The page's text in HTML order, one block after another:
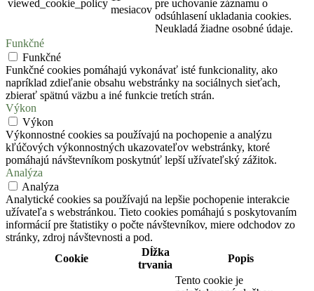
viewed_cookie_policy
mesiacov
pre uchovanie záznamu o
odsúhlasení ukladania cookies.
Neukladá žiadne osobné údaje.
Funkčné
Funkčné
Funkčné cookies pomáhajú vykonávať isté funkcionality, ako
napríklad zdieľanie obsahu webstránky na sociálnych sieťach,
zbierať spätnú väzbu a iné funkcie tretích strán.
Výkon
Výkon
Výkonnostné cookies sa používajú na pochopenie a analýzu
kľúčových výkonnostných ukazovateľov webstránky, ktoré
pomáhajú návštevníkom poskytnúť lepší užívateľský zážitok.
Analýza
Analýza
Analytické cookies sa používajú na lepšie pochopenie interakcie
užívateľa s webstránkou. Tieto cookies pomáhajú s poskytovaním
informácií pre štatistiky o počte návštevníkov, miere odchodov zo
stránky, zdroj návštevnosti a pod.
Cookie
Dĺžka
trvania
Popis
Tento cookie je